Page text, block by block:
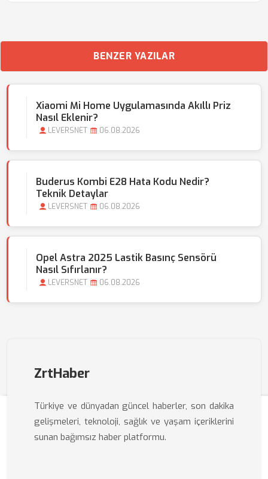
BENZER YAZILAR
Xiaomi Mi Home Uygulamasında Akıllı Priz
Nasıl Eklenir?
LEVERSNET 06.08.2026
Buderus Kombi E28 Hata Kodu Nedir?
Teknik Detaylar
LEVERSNET 06.08.2026
Opel Astra 2025 Lastik Basınç Sensörü
Nasıl Sıfırlanır?
LEVERSNET 06.08.2026
ZrtHaber
Türkiye ve dünyadan güncel haberler, son dakika
gelişmeleri, teknoloji, sağlık ve yaşam içeriklerini
sunan bağımsız haber platformu.